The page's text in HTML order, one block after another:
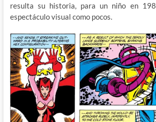
resulta su historia, para un niño en
espectáculo visual como pocos.